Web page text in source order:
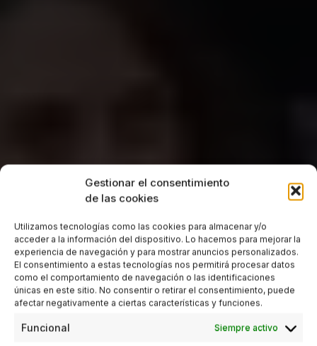
Gestionar el consentimiento
de las cookies
Utilizamos tecnologías como las cookies para almacenar y/o
acceder a la información del dispositivo. Lo hacemos para mejorar la
experiencia de navegación y para mostrar anuncios personalizados.
El consentimiento a estas tecnologías nos permitirá procesar datos
como el comportamiento de navegación o las identificaciones
únicas en este sitio. No consentir o retirar el consentimiento, puede
afectar negativamente a ciertas características y funciones.
Funcional Siempre activo